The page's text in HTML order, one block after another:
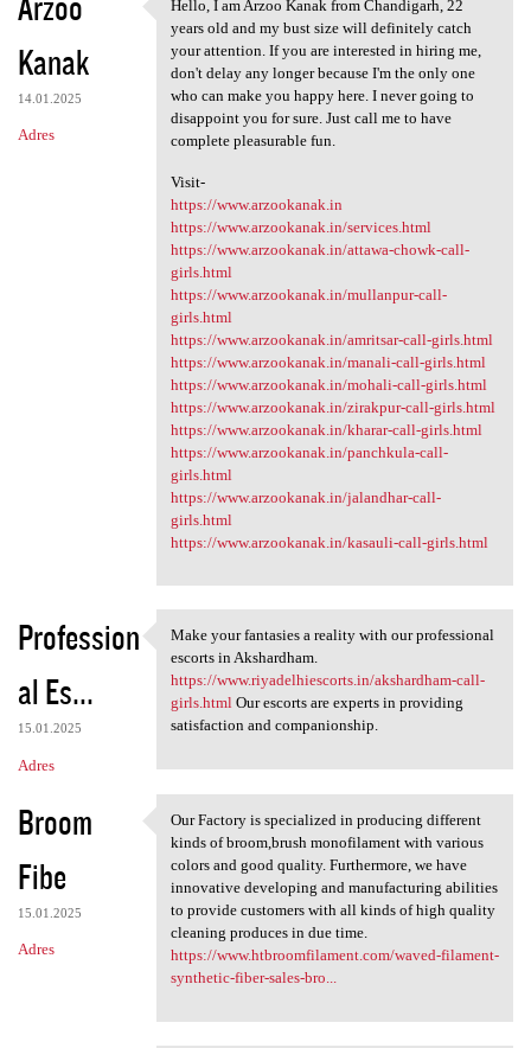
Kanak
14.01.2025
Adres
Hello, I am Arzoo Kanak from
Hello, I am Arzoo Kanak from Chandigarh, 22
years old and my bust size will definitely catch
your attention. If you are interested in hiring me,
don't delay any longer because I'm the only one
who can make you happy here. I never going to
disappoint you for sure. Just call me to have
complete pleasurable fun.
Visit-
https://www.arzookanak.in
https://www.arzookanak.in/services.html
https://www.arzookanak.in/attawa-chowk-call-
girls.html
https://www.arzookanak.in/mullanpur-call-
girls.html
https://www.arzookanak.in/amritsar-call-girls.html
https://www.arzookanak.in/manali-call-girls.html
https://www.arzookanak.in/mohali-call-girls.html
https://www.arzookanak.in/zirakpur-call-girls.html
https://www.arzookanak.in/kharar-call-girls.html
https://www.arzookanak.in/panchkula-call-
girls.html
https://www.arzookanak.in/jalandhar-call-
girls.html
https://www.arzookanak.in/kasauli-call-girls.html
Profession
al Es...
15.01.2025
Adres
Make your fantasies a reality
Make your fantasies a reality with our professional
escorts in Akshardham.
https://www.riyadelhiescorts.in/akshardham-call-
girls.htmlOur escorts are experts in providing
satisfaction and companionship.
Broom
Fibe
15.01.2025
Adres
Our Factory is specialized in
Our Factory is specialized in producing different
kinds of broom,brush monofilament with various
colors and good quality. Furthermore, we have
innovative developing and manufacturing abilities
to provide customers with all kinds of high quality
cleaning produces in due time.
https://www.htbroomfilament.com/waved-filament-
synthetic-fiber-sales-bro...